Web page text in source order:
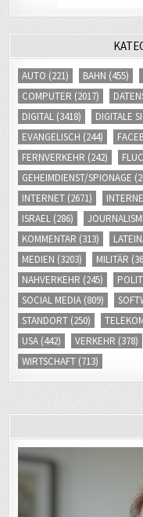
AUTO (221) BAHN (455)
COMPUTER (2017)
DIGITAL (3418) DIGITALE
EVANGELISCH (244)
FERNVERKEHR (242)
GEHEIMDIENST/SPIONAGE
INTERNET (2671)
ISRAEL (286)
KOMMENTAR (313)
MEDIEN (3203) MILITÄR
NAHVERKEHR (245)
SOCIAL MEDIA (809)
STANDORT (250)
USA (442) VERKEHR (378)
WIRTSCHAFT (713)